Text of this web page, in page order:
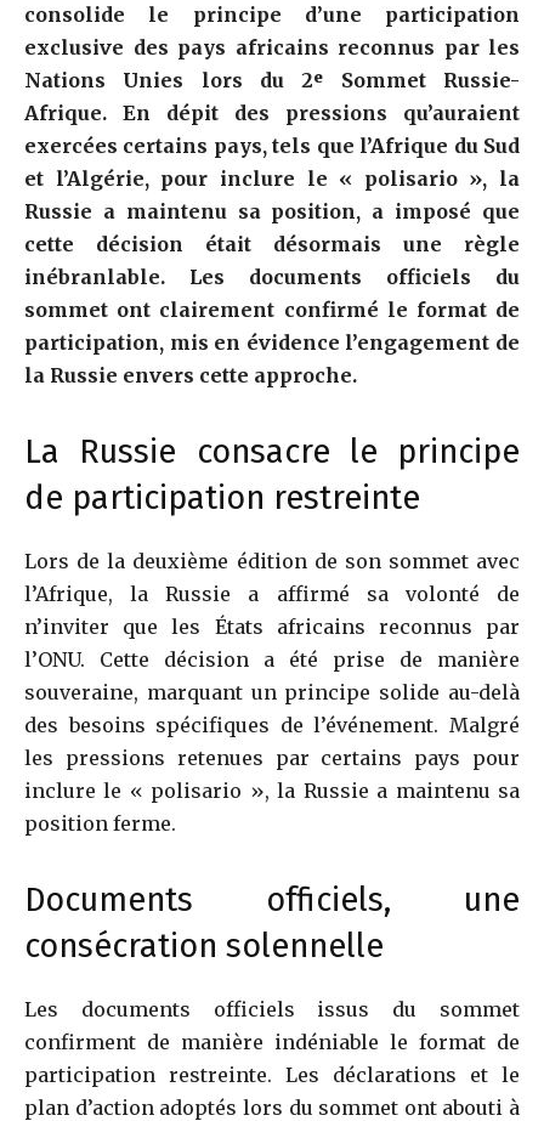
consolide le principe d’une participation
exclusive des pays africains reconnus par les
Nations Unies lors du 2ᵉ Sommet Russie-
Afrique. En dépit des pressions qu’auraient
exercées certains pays, tels que l’Afrique du Sud
et l’Algérie, pour inclure le « polisario », la
Russie a maintenu sa position, a imposé que
cette décision était désormais une règle
inébranlable. Les documents officiels du
sommet ont clairement confirmé le format de
participation, mis en évidence l’engagement de
la Russie envers cette approche.
La Russie consacre le principe
de participation restreinte
Lors de la deuxième édition de son sommet avec
l’Afrique, la Russie a affirmé sa volonté de
n’inviter que les États africains reconnus par
l’ONU. Cette décision a été prise de manière
souveraine, marquant un principe solide au-delà
des besoins spécifiques de l’événement. Malgré
les pressions retenues par certains pays pour
inclure le « polisario », la Russie a maintenu sa
position ferme.
Documents officiels, une
consécration solennelle
Les documents officiels issus du sommet
confirment de manière indéniable le format de
participation restreinte. Les déclarations et le
plan d’action adoptés lors du sommet ont abouti à